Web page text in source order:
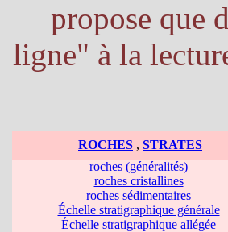
propose que
ligne" à la
ROCHES , STRATES
roches (généralités)
roches cristallines
roches sédimentaires
Échelle stratigraphique générale
Échelle stratigraphique allégée